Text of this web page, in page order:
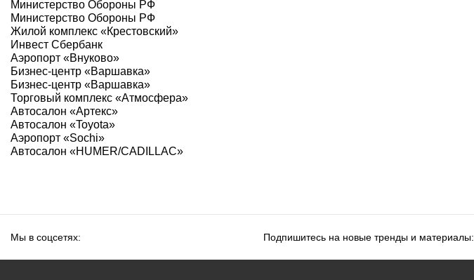
Министерство Обороны РФ
Министерство Обороны РФ
Жилой комплекс «Крестовский»
Инвест Сбербанк
Аэропорт «Внуково»
Бизнес-центр «Варшавка»
Бизнес-центр «Варшавка»
Торговый комплекс «Атмосфера»
Автосалон «Артекс»
Автосалон «Toyota»
Аэропорт «Sochi»
Автосалон «HUMER/CADILLAC»
Мы в соцсетях: Подпишитесь на новые тренды и материалы: